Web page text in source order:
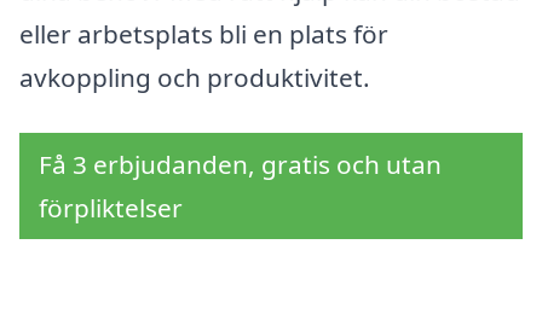
eller arbetsplats bli en plats för
avkoppling och produktivitet.
Få 3 erbjudanden, gratis och utan
förpliktelser